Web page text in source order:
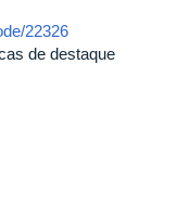
22326
de destaque